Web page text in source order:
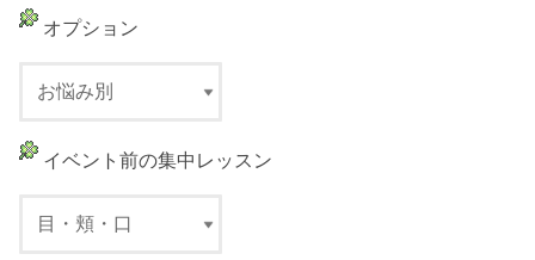
オプション
イベント前の集中レッスン